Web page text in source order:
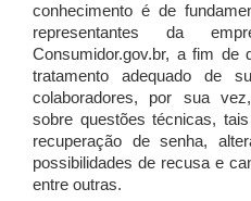
conhecimento é de
representantes da
Consumidor.gov.br, a fim de
tratamento adequado de
colaboradores, por sua
sobre questões técnicas,
recuperação de senha,
possibilidades de recusa e
entre outras.